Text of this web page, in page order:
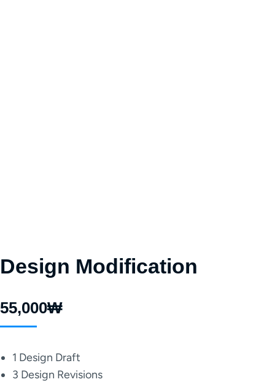
Design Modification
55,000₩
1 Design Draft
3 Design Revisions